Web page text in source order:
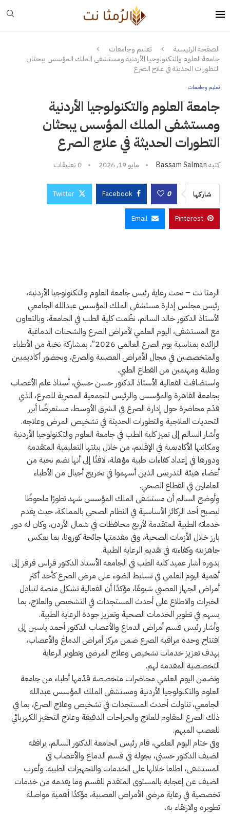
الصفحة الرئيسية
تعليم وجامعات
جامعة العلوم والتكنولوجيا الأردنية ومستشفى الملك المؤسس يبحثان
التطورات الحديثة في علاج الصرع
تعليم وجامعات
جامعة العلوم والتكنولوجيا الأردنية
ومستشفى الملك المؤسس يبحثان
التطورات الحديثة في علاج الصرع
كتبهBassam Salman مايو 19, 2026 0 تعليقات
شاركها 0
Facebook
Twitter
Pinterest
Email
الرمثا نت – تحت رعاية رئيس جامعة العلوم والتكنولوجيا الأردنية،
رئيس مجلس إدارة مستشفى الملك المؤسس عبدالله الجامعي
الأستاذ الدكتور خالد السالم، نظّمت كلية الطب في الجامعة، وبالتعاون
مع المستشفى، اليوم العلمي لأمراض الصرع والشحنات الدماغية
الزائدة بمناسبة يوم الصرع العالمي 2026″، بمشاركة نخبة من الأطباء
والمتخصصين في مجال الأمراض العصبية والصرع، وبحضور أكاديميين
وطلبة ومهتمين من القطاع الطبي.
واستضافت الفعالية الأستاذ الدكتور حسن حسني، أستاذ علم الأعصاب
بجامعة القاهرة والمؤسس والرئيس للجمعية المصرية للصرع، الذي
قدّم محاضرة حول إدارة الصرع في الشرق الأوسط، مستعرضًا أبرز
التحديات العلاجية والتطورات الحديثة في تشخيص المرض وعلاجه.
وأشار السالم إلى تميز كلية الطب في جامعة العلوم والتكنولوجيا الأردنية
ومكانتها الأكاديمية في الإقليم، من خلال بيئتها التعليمية المتقدمة
ودورها في إعداد كفاءات طبية مؤهلة، لافتًا إلى أنها تضم نخبة من
أعضاء هيئة التدريس الذين أسهموا في تخريج أجيال من الأطباء
العاملين في القطاع الصحي.
وأوضح السالم أن مستشفى الملك المؤسس شهد تطورًا ملحوظًا
ليصبح أحد الركائز الأساسية في النظام الصحي بالمملكة، حيث يقدم
خدماته الطبية المتقدمة لأربع محافظات في شمال الأردن، وكان له دور
بارز خلال الأزمات الصحية، وفي مقدمتها جائحة كورونا، بما يعكس
جاهزيته وكفاءته في تقديم الرعاية الطبية.
بدوره أشار عميد كلية الطب في الجامعة الأستاذ الدكتور فراس قرقز إلى
أهمية اليوم العلمي في تسليط الضوء على مرض الصرع كأحد أكثر
أمراض الجهاز العصبي شيوعًا، مؤكدًا أن الفعالية تشكل منصة لتبادل
الخبرات والاطلاع على أحدث المستجدات في التشخيص والعلاج، بما
يسهم في تطوير الخدمات الصحية وتعزيز جودة الرعاية الطبية.
وأشار رئيس قسم أمراض الدماغ والأعصاب الدكتور أحمد ياسين إلى
افتتاح وحدة مراقبة الصرع ضمن مركز أمراض الدماغ والأعصاب،
بهدف تعزيز خدمات تشخيص وعلاج المرضى وتطوير الرعاية
التخصصية المقدمة لهم.
وتضمن اليوم العلمي محاضرات متخصصة قدّمها أطباء من جامعة
العلوم والتكنولوجيا الأردنية ومستشفى الملك المؤسس عبدالله
الجامعي، تناولت أحدث المستجدات في تشخيص وعلاج الصرع، بما في
ذلك الصرع المقاوم للعلاج والجراحات الدقيقة وعلاج التحفيز الكهربائي
للعصب المبهم.
وفي ختام اليوم العلمي، قام رئيس الجامعة الدكتور السالم، يرافقه
الضيف الدكتور حسني، بجولة في قسم الدماغ والأعصاب في
المستشفى، اطلعا خلالها على الخدمات والتجهيزات الطبية. وأعرب
الضيف عن إعجابه بالمستوى المتقدم للقسم وما يقدمه من خدمات
تخصصية في رعاية مرضى الأمراض العصبية، مؤكدًا أهمية مواصلة
تطويره والارتقاء به.